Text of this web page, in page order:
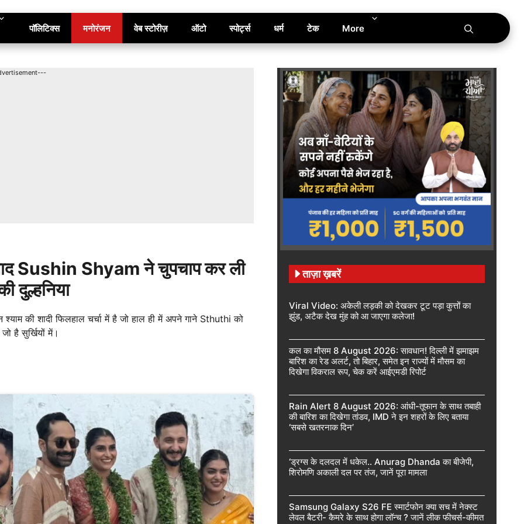
पॉलिटिक्स मनोरंजन वेब स्टोरीज़ ऑटो स्पोर्ट्स धर्म टेक More
Sushin Shyam ने चुपचाप कर ली
दुल्हनिया
की शादी फिलहाल चर्चा में है जो हाल ही में अपने गाने Sthuthi को
है सुर्खियों में।
ताज़ा ख़बरें
Viral Video: अकेली लड़की को देखकर टूट पड़ा कुत्तों का
झुंड, अटैक देख मुंह को आ जाएगा कलेजा!
कल का मौसम 8 August 2026: सावधान! दिल्ली में झमाझम
बारिश का रेड अलर्ट, तो बिहार, समेत इन राज्यों में मौसम का
दिखेगा विकराल रूप, चेक करें आईएमडी रिपोर्ट
Rain Alert 8 August 2026: आंधी-तूफान के साथ तबाही
की बारिश का दिखेगा तांडव, IMD ने इन शहरों के लिए बताया
‘सबसे खतरनाक दिन’
‘ड्रग्स के दलदल में धकेल.. Anurag Dhanda का बीजेपी,
शिरोमणि अकाली दल पर तंज, जानें पूरा मामला
Samsung Galaxy S26 FE स्मार्टफोन क्या सच में नेक्स्ट
लेवल बैटरी- कैमरे के साथ होगा लॉन्च ? जानें लीक फीचर्स-कीमत